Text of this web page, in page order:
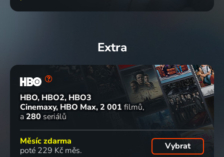
Extra
HBO, HBO2, HBO3
Cinemaxy, HBO Max 2 001 filmů
a 280 seriálů
Měsíc zdarma
poté 229 Kč měs.
Vybrat